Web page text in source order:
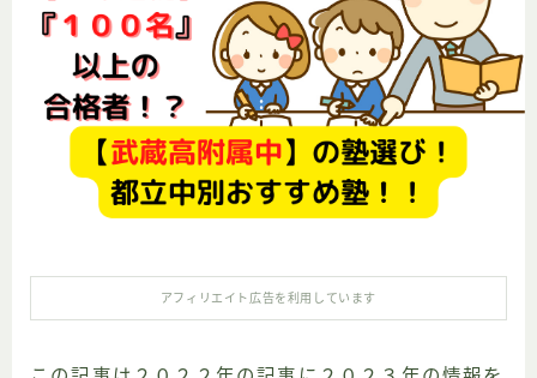
絶対に後悔してはいけない！！！都立中高一貫校受
検の歩き方
アフィリエイト広告を利用しています